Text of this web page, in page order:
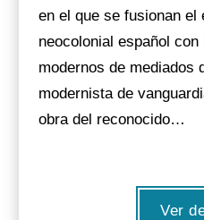
en el que se fusionan el
neocolonial español
modernos de mediados
modernista de
obra del reconocido…
Ver